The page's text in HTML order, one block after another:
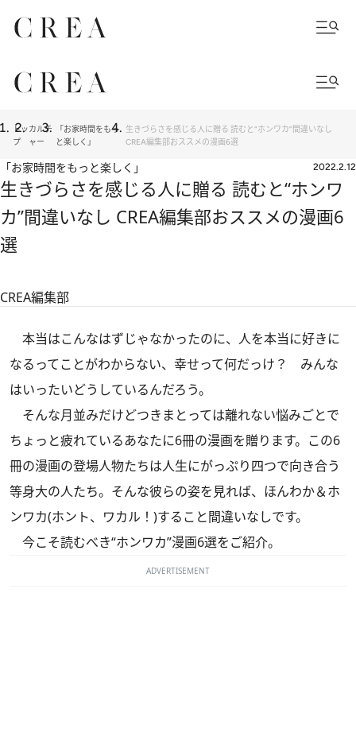
トッ
プ
カルチ
ャー
「お家時間をもっ
と楽しく」
生きづらさを感じる人に贈る 読むと“ホンワカ”間違いなし
CREA編集部おススメの漫画6選
「お家時間をもっと楽しく」 2022.2.12
生きづらさを感じる人に贈る 読むと“ホンワ
カ”間違いなし CREA編集部おススメの漫画6
選
CREA編集部
本当はこんなはずじゃなかったのに、人を本当に好きに
なるってことがわからない、幸せって何だっけ？ みんな
はいったいどうしているんだろう。
そんな月並みだけどつきまとっては離れない悩みごとで
ちょっと疲れているあなたに6冊の漫画を贈ります。この6
冊の漫画の登場人物たちは人生にがっぷり四つで向き合う
等身大の人たち。そんな彼らの姿を見れば、ほんわか＆ホ
ンワカ(ホント、ワカル！)すること間違いなしです。
今こそ読むべき“ホンワカ”漫画6選をご紹介。
ADVERTISEMENT